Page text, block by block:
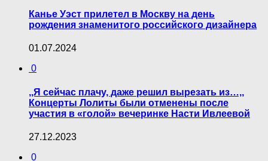
Канье Уэст прилетел в Москву на день
рождения знаменитого российского дизайнера
01.07.2024
0
,,Я сейчас плачу, даже решил вырезать из…,,
Концерты Лолиты были отменены после
участия в «голой» вечеринке Насти Ивлеевой
27.12.2023
0